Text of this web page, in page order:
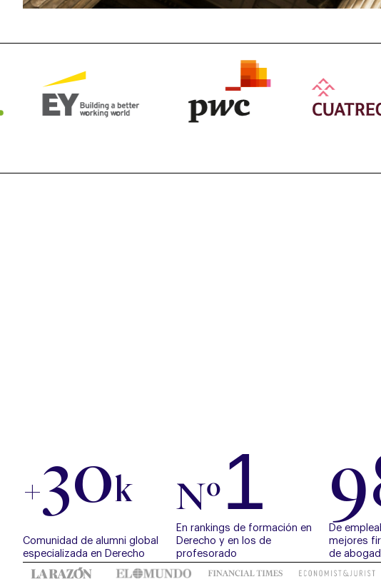
+30k
Comunidad de alumni global
especializada en Derecho
Nº1
En rankings de formación en
Derecho y en los de
profesorado
De
mejores
de